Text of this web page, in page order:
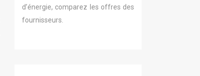
d’énergie, comparez les offres des
fournisseurs.